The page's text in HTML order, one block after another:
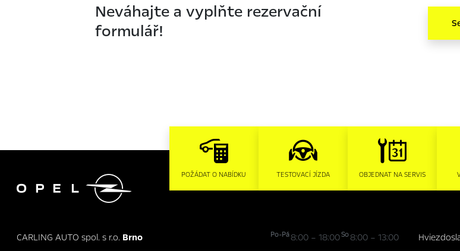
Neváhajte a vyplňte rezervační
formulář!
 POŽÁDAT O NABÍDKU TESTOVACÍ JÍZDA OBJEDNAT NA SERVIS
CARLING AUTO spol. s r.o. Brno Po-Pá8:00 – 18:00So8:00 – 13:00